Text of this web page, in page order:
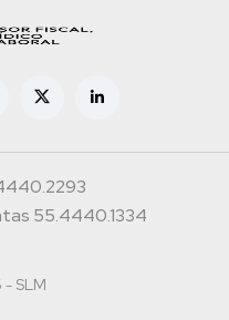
55.4440.1334
SLM